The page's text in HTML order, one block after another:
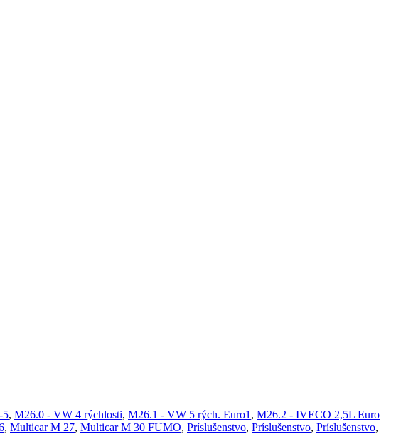
5, M26.0 - VW 4 rýchlosti, M26.1 - VW 5 rých. Euro1 , M26.2 - IVECO 2,5L Euro
, Multicar M 27, Multicar M 30 FUMO, Príslušenstvo, Príslušenstvo, Príslušenstvo,